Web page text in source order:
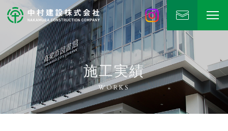
中村建設
公式Instagram
施工実績
WORKS